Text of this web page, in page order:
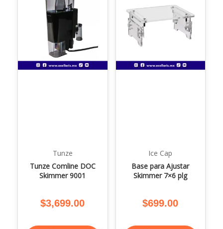
Tunze
Tunze Comline DOC
Skimmer 9001
$3,699.00
Ice Cap
Base para Ajustar
Skimmer 7×6 plg
$699.00